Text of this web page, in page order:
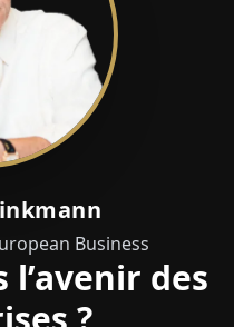
Business
l’avenir des